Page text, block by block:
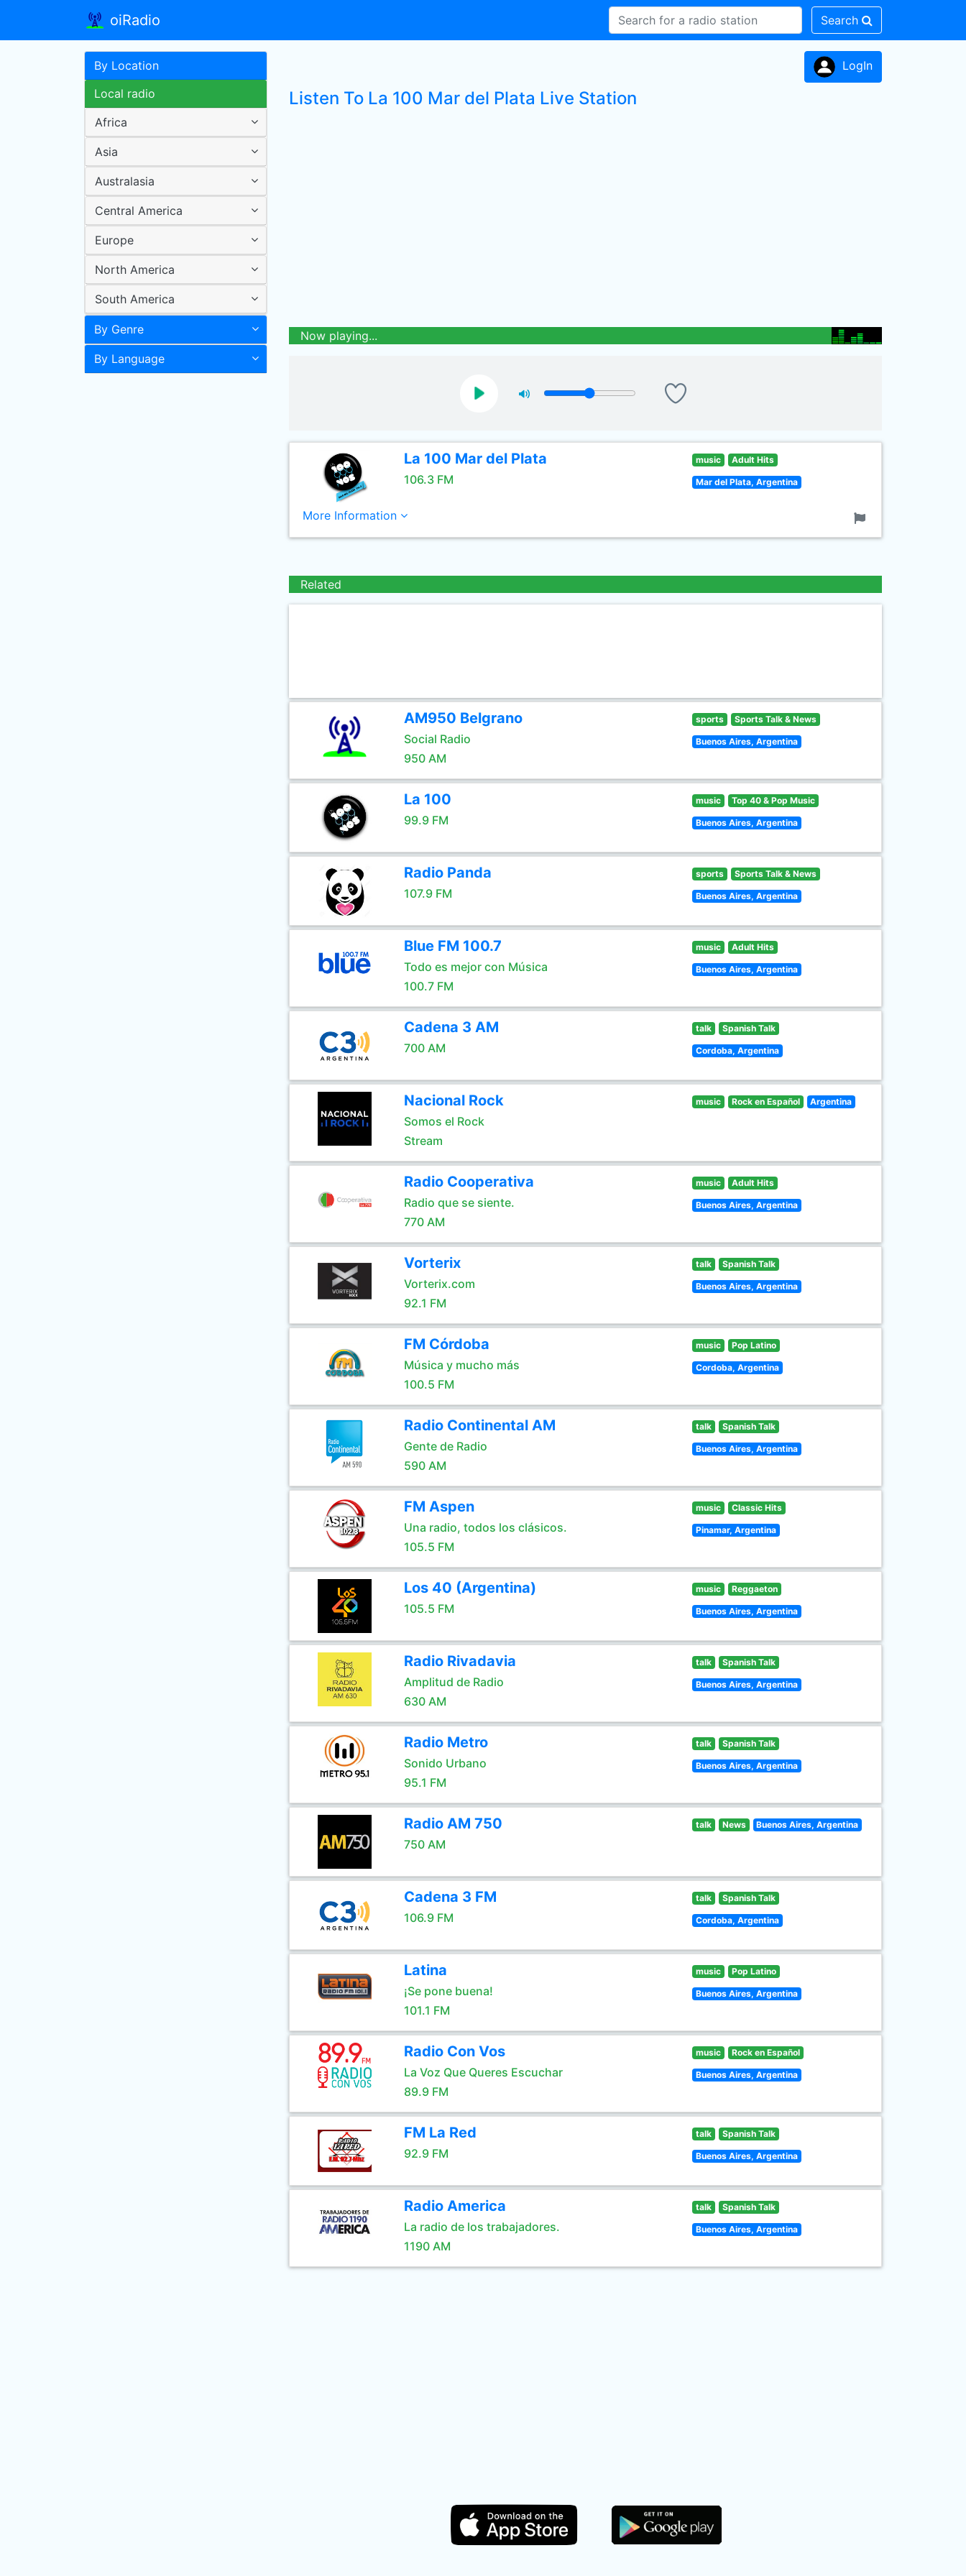
oiRadio Search
By Location
Local radio
Africa
Asia
Australasia
Central America
Europe
North America
South America
By Genre
By Language
LogIn
Listen To La 100 Mar del Plata Live Station
Now playing...
La 100 Mar del Plata
106.3 FM
music Adult Hits
Mar del Plata, Argentina
More Information
Related
AM950 Belgrano
Social Radio
950 AM
sports Sports Talk & News
Buenos Aires, Argentina
La 100
99.9 FM
music Top 40 & Pop Music
Buenos Aires, Argentina
Radio Panda
107.9 FM
sports Sports Talk & News
Buenos Aires, Argentina
Blue FM 100.7
Todo es mejor con Música
100.7 FM
music Adult Hits
Buenos Aires, Argentina
Cadena 3 AM
700 AM
talk Spanish Talk
Cordoba, Argentina
Nacional Rock
Somos el Rock
Stream
music Rock en Español Argentina
Radio Cooperativa
Radio que se siente.
770 AM
music Adult Hits
Buenos Aires, Argentina
Vorterix
Vorterix.com
92.1 FM
talk Spanish Talk
Buenos Aires, Argentina
FM Córdoba
Música y mucho más
100.5 FM
music Pop Latino
Cordoba, Argentina
Radio Continental AM
Gente de Radio
590 AM
talk Spanish Talk
Buenos Aires, Argentina
FM Aspen
Una radio, todos los clásicos.
105.5 FM
music Classic Hits
Pinamar, Argentina
Los 40 (Argentina)
105.5 FM
music Reggaeton
Buenos Aires, Argentina
Radio Rivadavia
Amplitud de Radio
630 AM
talk Spanish Talk
Buenos Aires, Argentina
Radio Metro
Sonido Urbano
95.1 FM
talk Spanish Talk
Buenos Aires, Argentina
Radio AM 750
750 AM
talk News Buenos Aires, Argentina
Cadena 3 FM
106.9 FM
talk Spanish Talk
Cordoba, Argentina
Latina
¡Se pone buena!
101.1 FM
music Pop Latino
Buenos Aires, Argentina
Radio Con Vos
La Voz Que Queres Escuchar
89.9 FM
music Rock en Español
Buenos Aires, Argentina
FM La Red
92.9 FM
talk Spanish Talk
Buenos Aires, Argentina
Radio America
La radio de los trabajadores.
1190 AM
talk Spanish Talk
Buenos Aires, Argentina